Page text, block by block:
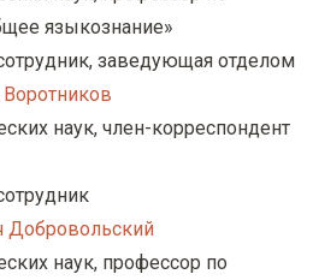
языкознание»
заведующая отделом
наук, член-корреспондент
Добровольский
наук, профессор по